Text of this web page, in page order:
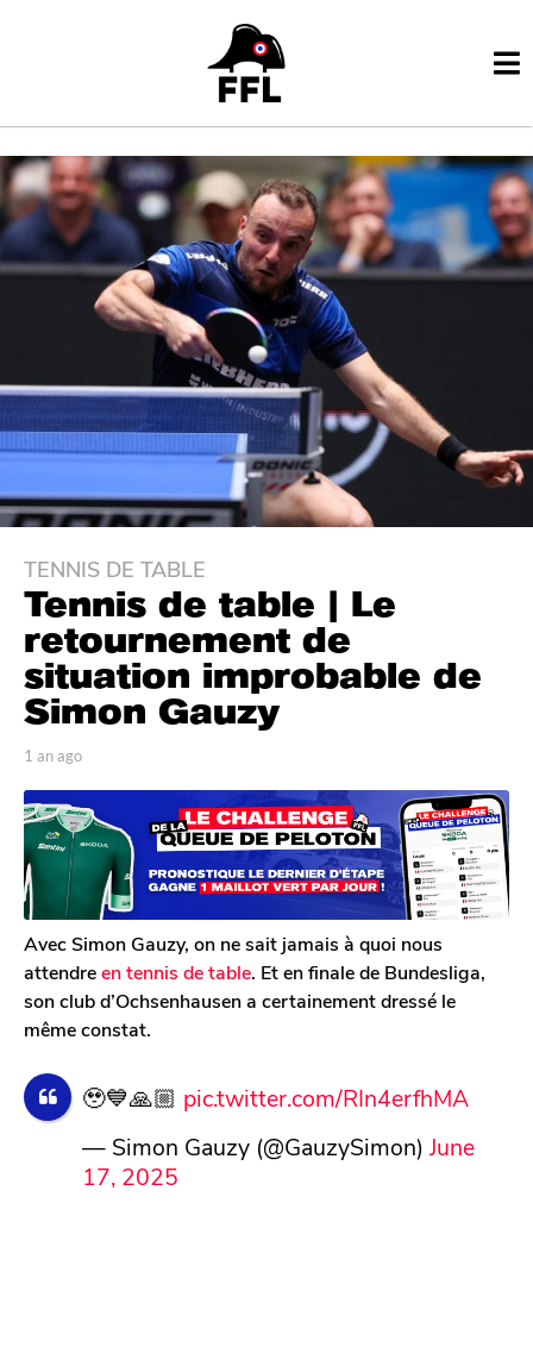
1
a
a
g
o
n
a
g
o
TENNIS DE TABLE
Tennis de table | Le
retournement de
situation improbable de
Simon Gauzy
p
r
T
o
m
G
a
l
r
o
n
1 an ago
a
g
Avec Simon Gauzy, on ne sait jamais à quoi nous
attendreen tennis de table. Et en finale de Bundesliga,
son club d’Ochsenhausen a certainement dressé le
même constat.
🥹💙🙏🏼 pic.twitter.com/RIn4erfhMA
— Simon Gauzy (@GauzySimon) June
17, 2025